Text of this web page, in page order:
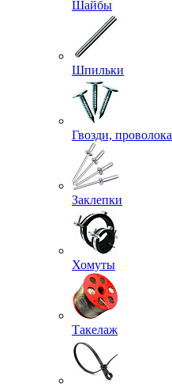
Шайбы
Шпильки
Гвозди, проволока
Заклепки
Хомуты
Такелаж